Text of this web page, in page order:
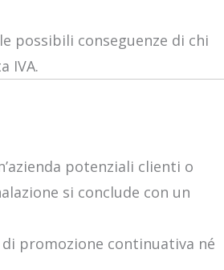
possibili conseguenze di chi
IVA.
potenziali clienti o
si conclude con un
promozione continuativa né